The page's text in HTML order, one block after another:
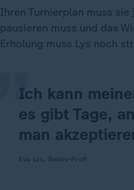
Ihren Turnierplan muss
pausieren muss und das
Erholung muss Lys noch
Ich kann
es gibt Tage,
man
„